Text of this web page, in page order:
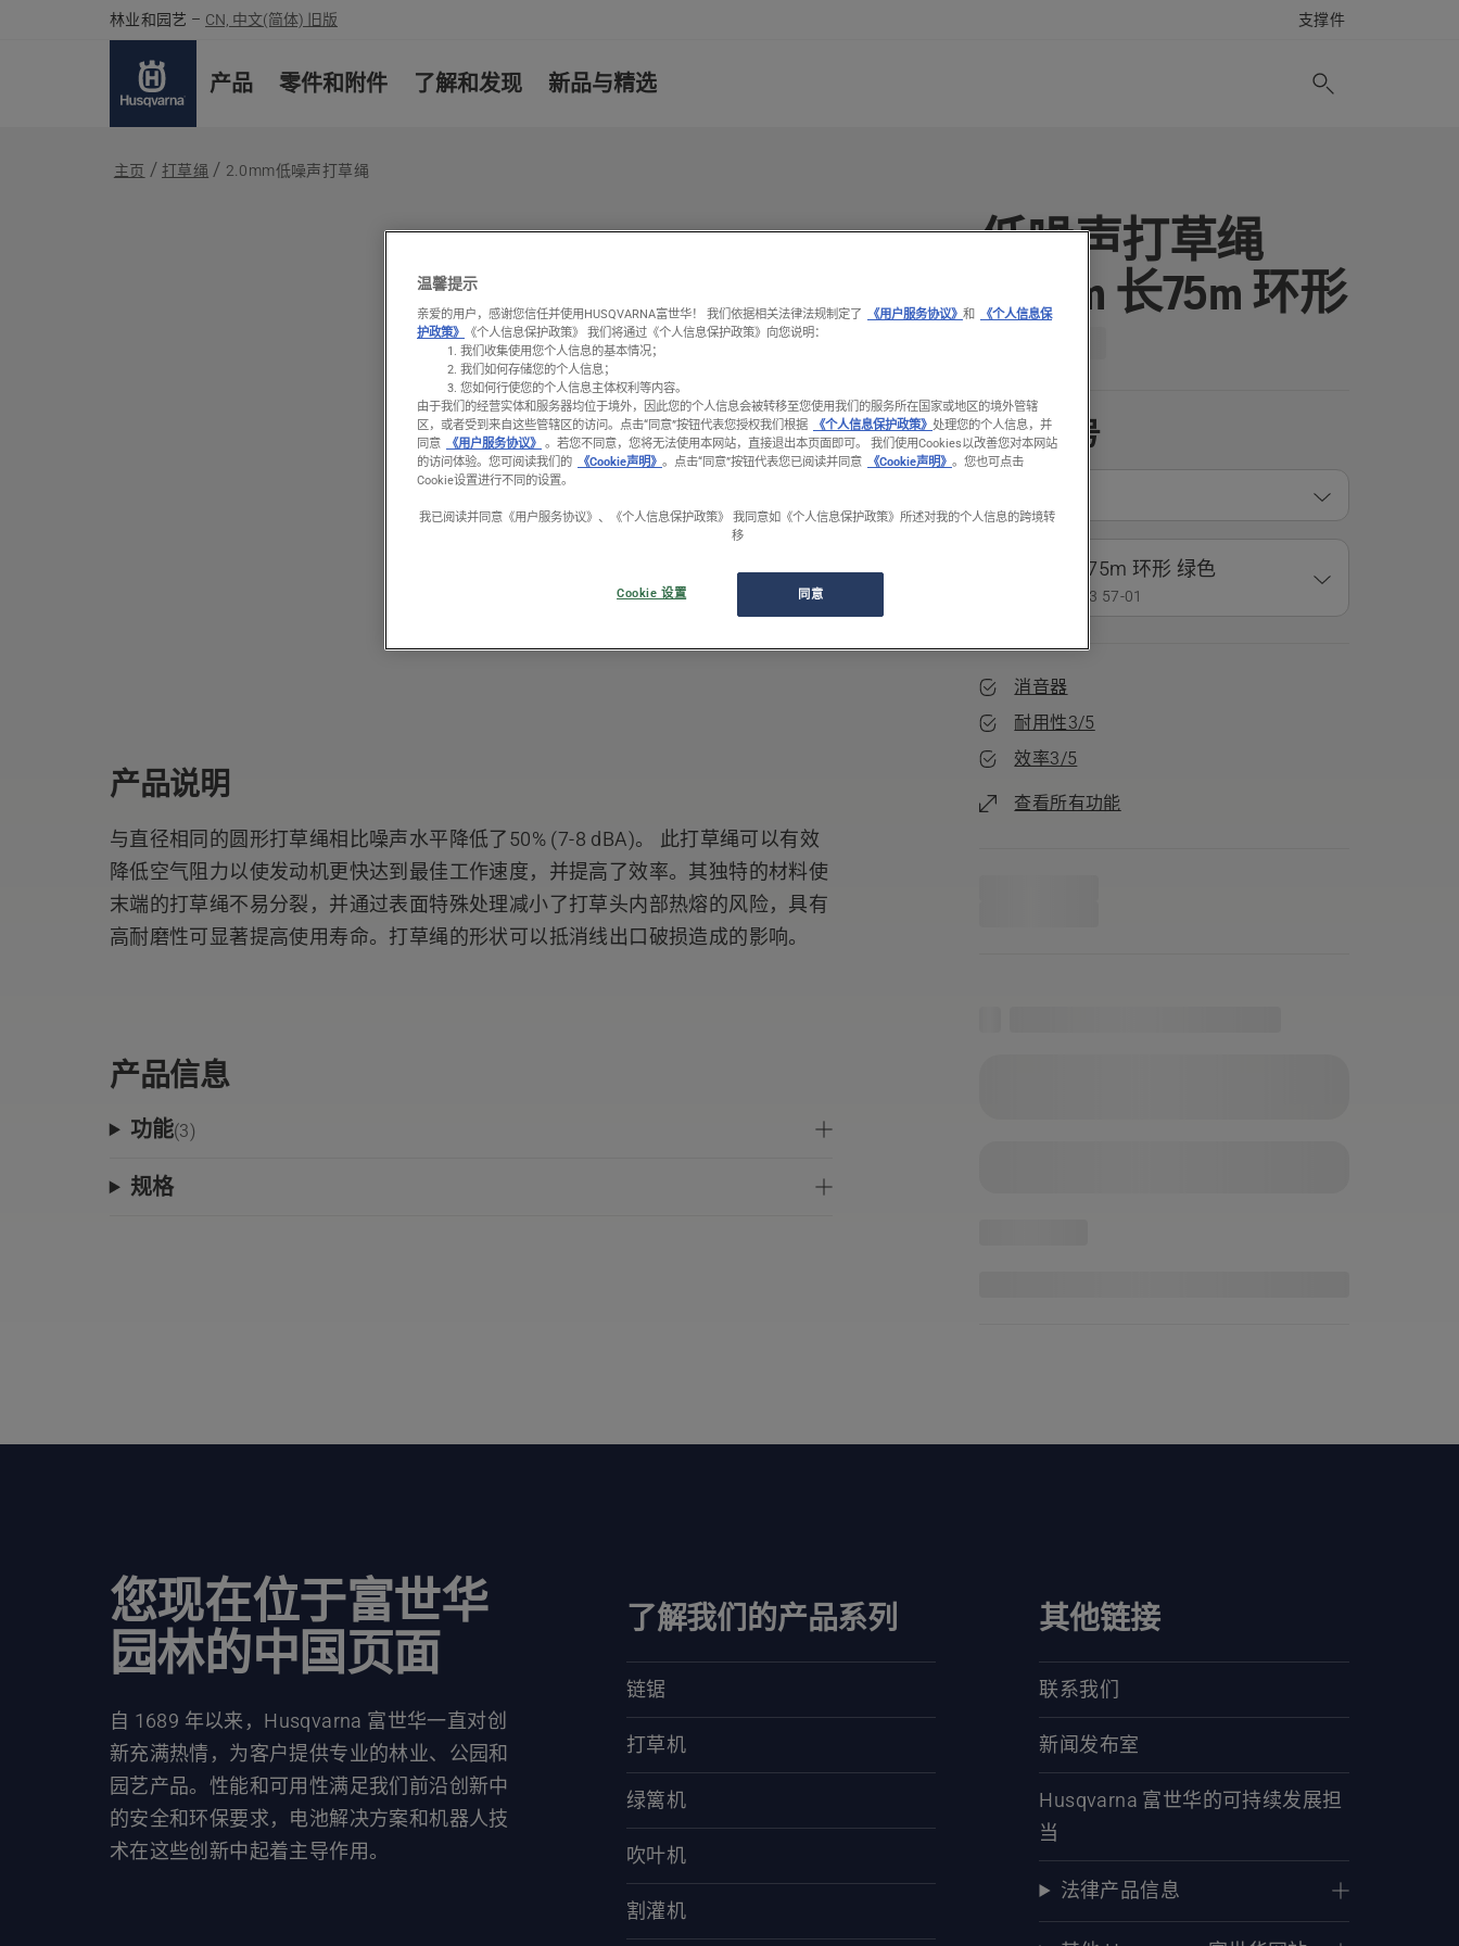
林业和园艺 – CN, 中文(简体) 旧版 支撑件
产品 零件和附件 了解和发现 新品与精选
主页 打草绳 2.0mm低噪声打草绳
低噪声打草绳
2.0mm 长75m 环形
产品型号
3.3mm 长75m 环形 绿色
货号： 578 43 57‑01
消音器
耐用性3/5
效率3/5
查看所有功能
产品说明
与直径相同的圆形打草绳相比噪声水平降低了50% (7-8 dBA)。 此打草绳可以有效
降低空气阻力以使发动机更快达到最佳工作速度，并提高了效率。其独特的材料使
末端的打草绳不易分裂，并通过表面特殊处理减小了打草头内部热熔的风险，具有
高耐磨性可显著提高使用寿命。打草绳的形状可以抵消线出口破损造成的影响。
产品信息
功能(3)
规格
您现在位于富世华
园林的中国页面
自 1689 年以来，Husqvarna 富世华一直对创
新充满热情，为客户提供专业的林业、公园和
园艺产品。性能和可用性满足我们前沿创新中
的安全和环保要求，电池解决方案和机器人技
术在这些创新中起着主导作用。
了解我们的产品系列
链锯
打草机
绿篱机
吹叶机
割灌机
其他链接
联系我们
新闻发布室
Husqvarna 富世华的可持续发展担
当
法律产品信息
温馨提示
亲爱的用户，感谢您信任并使用HUSQVARNA富世华！ 我们依据相关法律法规制定了 《用户服务协议》 和
《个人信息保
护政策》
《个人信息保护政策》 我们将通过《个人信息保护政策》向您说明：
我们收集使用您个人信息的基本情况；
我们如何存储您的个人信息；
您如何行使您的个人信息主体权利等内容。
由于我们的经营实体和服务器均位于境外，因此您的个人信息会被转移至您使用我们的服务所在国家或地区的境外管辖
区，或者受到来自这些管辖区的访问。 点击“同意”按钮代表您授权我们根据 《个人信息保护政策》 处理您的个人信息，并
同意
《用户服务协议》 。若您不同意，您将无法使用本网站，直接退出本页面即可。 我们使用Cookies以改善您对本网站
的访问体验。您可阅读我们的
《Cookie声明》 。点击“同意”按钮代表您已阅读并同意 《Cookie声明》 。您也可点击
Cookie设置进行不同的设置。
我已阅读并同意《用户服务协议》、《个人信息保护政策》 我同意如《个人信息保护政策》所述对我的个人信息的跨境转
移
同意
Cookie 设置